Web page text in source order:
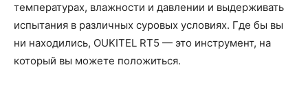
температурах, влажности и давлении и выдерживать
испытания в различных суровых условиях. Где бы вы
ни находились, OUKITEL RT5 — это инструмент, на
который вы можете положиться.